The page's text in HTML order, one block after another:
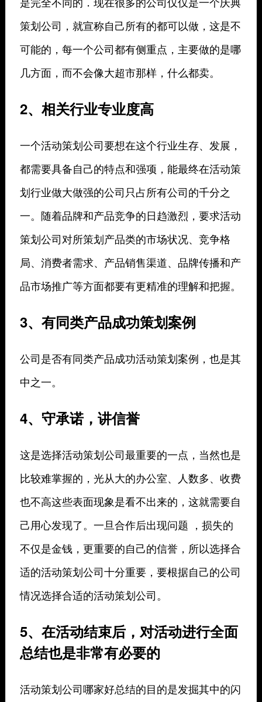
策划公司，就宣称自己所有的都可以做，这是不
可能的，每一个公司都有侧重点，主要做的是哪
几方面，而不会像大超市那样，什么都卖。
2、相关行业专业度高
一个活动策划公司要想在这个行业生存、发展，
都需要具备自己的特点和强项，能最终在活动策
划行业做大做强的公司只占所有公司的千分之
一。随着品牌和产品竞争的日趋激烈，要求活动
策划公司对所策划产品类的市场状况、竞争格
局、消费者需求、产品销售渠道、品牌传播和产
品市场推广等方面都要有更精准的理解和把握。
3、有同类产品成功策划案例
公司是否有同类产品成功活动策划案例，也是其
中之一。
4、守承诺，讲信誉
这是选择活动策划公司最重要的一点，当然也是
比较难掌握的，光从大的办公室、人数多、收费
也不高这些表面现象是看不出来的，这就需要自
己用心发现了。一旦合作后出现问题 ，损失的
不仅是金钱，更重要的自己的信誉，所以选择合
适的活动策划公司十分重要，要根据自己的公司
情况选择合适的活动策划公司。
5、在活动结束后，对活动进行全面
总结也是非常有必要的
活动策划公司哪家好总结的目的是发掘其中的闪